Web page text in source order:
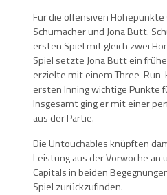
Für die offensiven
Schumacher und Jona Butt.
ersten Spiel mit gleich zwei
Spiel setzte Jona Butt ein
erzielte mit einem Three-
ersten Inning wichtige Punkte
Insgesamt ging er mit einer
aus der Partie.
Die Untouchables knüpften
Leistung aus der Vorwoche an
Capitals in beiden
Spiel zurückzufinden.